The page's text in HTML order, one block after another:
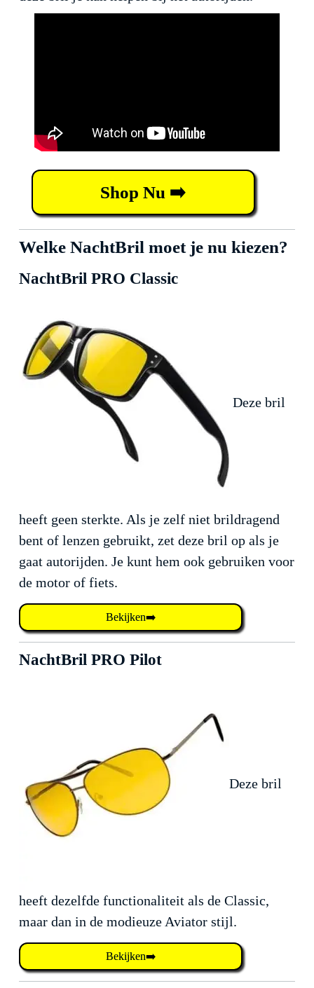
Shop Nu ➡️
Welke NachtBril moet je nu kiezen?
NachtBril PRO Classic
Deze bril
heeft geen sterkte. Als je zelf niet brildragend
bent of lenzen gebruikt, zet deze bril op als je
gaat autorijden. Je kunt hem ook gebruiken voor
de motor of fiets.
Bekijken➡️
NachtBril PRO Pilot
Deze bril
heeft dezelfde functionaliteit als de Classic,
maar dan in de modieuze Aviator stijl.
Bekijken➡️